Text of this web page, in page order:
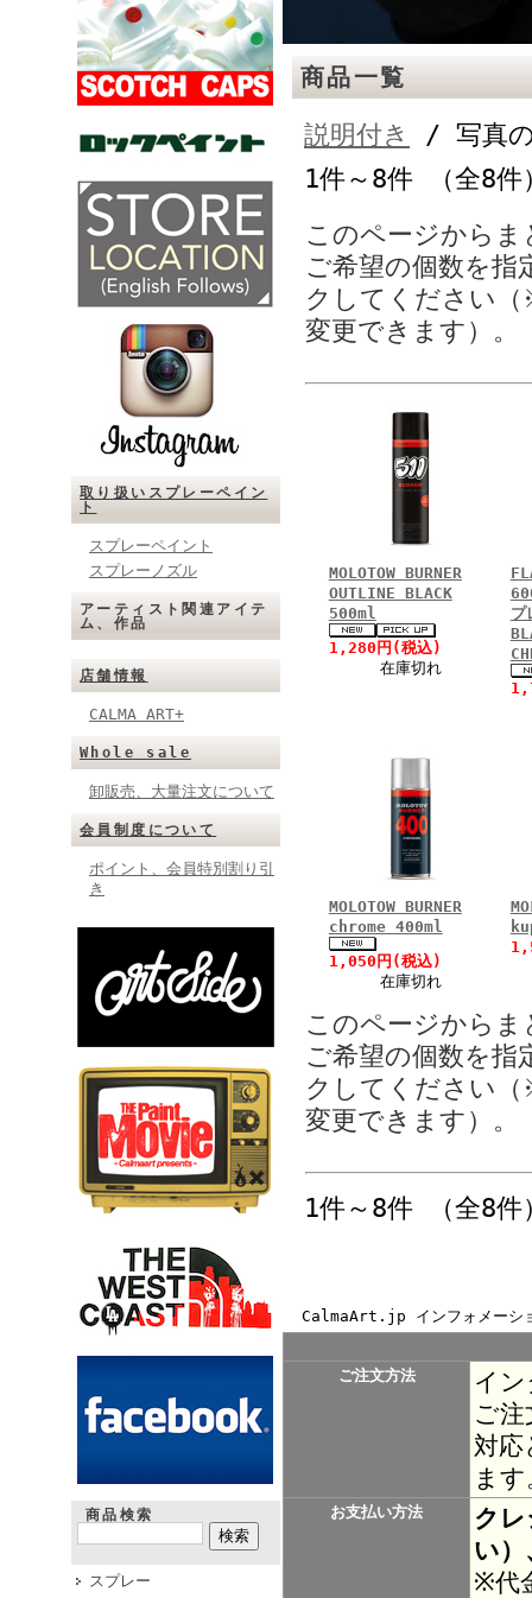
取り扱いスプレーペイン
ト
スプレーペイント
スプレーノズル
アーティスト関連アイテ
ム、作品
店舗情報
CALMA ART+
Whole sale
卸販売、大量注文について
会員制度について
ポイント、会員特別割り引
き
商品検索
スプレー
商品一覧
説明付き
/ 写真
1件～8件 （全8件
このページから
ご希望の個数を
クしてください
変更できます）。
MOLOTOW BURNER
OUTLINE BLACK
500ml
1,280円(税込)
在庫切れ
プ
MOLOTOW BURNER
chrome 400ml
1,050円(税込)
在庫切れ
このページから
ご希望の個数を
クしてください
変更できます）。
1件～8件 （全8件
CalmaArt.jp インフォメーシ
ご注文方法
イ
ご
対
ま
お支払い方法
ク
い）
※代